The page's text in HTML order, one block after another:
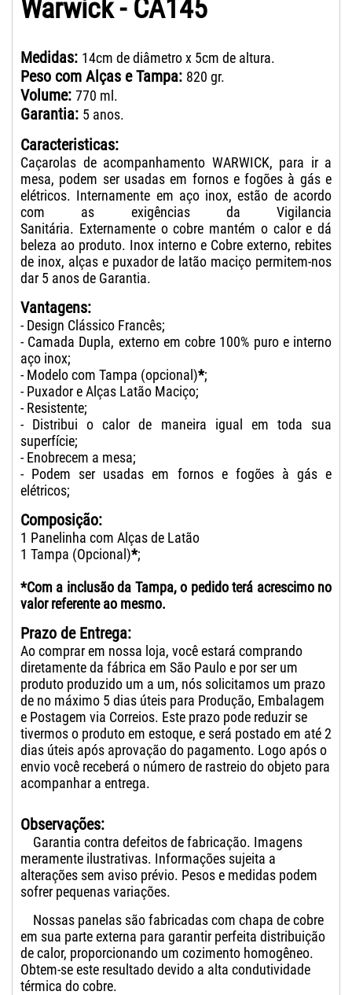
Warwick - CA145
Medidas: 14cm de diâmetro x 5cm de altura.
Peso com Alças e Tampa: 820 gr.
Volume: 770 ml.
Garantia: 5 anos.
Caracteristicas:
Caçarolas de acompanhamento WARWICK, para ir a
mesa, podem ser usadas em fornos e fogões à gás e
elétricos. Internamente em aço inox, estão de acordo
com as exigências da Vigilancia
Sanitária. Externamente o cobre mantém o calor e dá
beleza ao produto. Inox interno e Cobre externo, rebites
de inox, alças e puxador de latão maciço permitem-nos
dar 5 anos de Garantia.
Vantagens:
- Design Clássico Francês;
- Camada Dupla, externo em cobre 100% puro e interno
aço inox;
- Modelo com Tampa (opcional)*;
- Puxador e Alças Latão Maciço;
- Resistente;
- Distribui o calor de maneira igual em toda sua
superfície;
- Enobrecem a mesa;
- Podem ser usadas em fornos e fogões à gás e
elétricos;
Composição:
1 Panelinha com Alças de Latão
1 Tampa (Opcional)*;
*Com a inclusão da Tampa, o pedido terá acrescimo no
valor referente ao mesmo.
Prazo de Entrega:
Ao comprar em nossa loja, você estará comprando
diretamente da fábrica em São Paulo e por ser um
produto produzido um a um, nós solicitamos um prazo
de no máximo 5 dias úteis para Produção, Embalagem
e Postagem via Correios. Este prazo pode reduzir se
tivermos o produto em estoque, e será postado em até 2
dias úteis após aprovação do pagamento. Logo após o
envio você receberá o número de rastreio do objeto para
acompanhar a entrega.
Observações:
Garantia contra defeitos de fabricação. Imagens
meramente ilustrativas. Informações sujeita a
alterações sem aviso prévio. Pesos e medidas podem
sofrer pequenas variações.
Nossas panelas são fabricadas com chapa de cobre
em sua parte externa para garantir perfeita distribuição
de calor, proporcionando um cozimento homogêneo.
Obtem-se este resultado devido a alta condutividade
térmica do cobre.